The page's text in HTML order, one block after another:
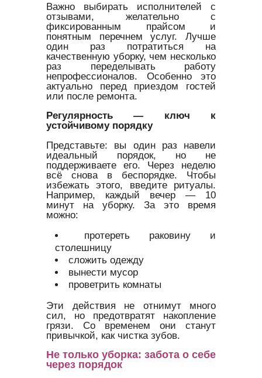
Важно выбирать исполнителей с
отзывами, желательно с
фиксированным прайсом и
понятным перечнем услуг. Лучше
один раз потратиться на
качественную уборку, чем несколько
раз переделывать работу
непрофессионалов. Особенно это
актуально перед приездом гостей
или после ремонта.
Регулярность — ключ к
устойчивому порядку
Представьте: вы один раз навели
идеальный порядок, но не
поддерживаете его. Через неделю
всё снова в беспорядке. Чтобы
избежать этого, введите ритуалы.
Например, каждый вечер — 10
минут на уборку. За это время
можно:
протереть раковину и
столешницу
сложить одежду
вынести мусор
проветрить комнаты
Эти действия не отнимут много
сил, но предотвратят накопление
грязи. Со временем они станут
привычкой, как чистка зубов.
Не только уборка: забота о себе
через порядок